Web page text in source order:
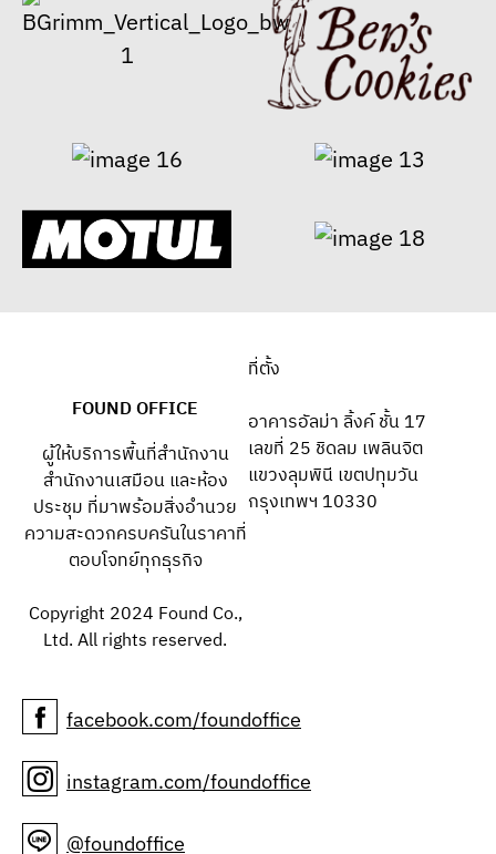
FOUND OFFICE
ผู้ให้บริการพื้นที่สำนักงาน
สำนักงานเสมือน และห้อง
ประชุม ที่มาพร้อมสิ่งอำนวย
ความสะดวกครบครันในราคาที่
ตอบโจทย์ทุกธุรกิจ
Copyright 2024 Found Co.,
Ltd. All rights reserved.
ที่ตั้ง
อาคารอัลม่า ลิ้งค์ ชั้น 17
เลขที่ 25 ชิดลม เพลินจิต
แขวงลุมพินี เขตปทุมวัน
กรุงเทพฯ 10330
facebook.com/foundoffice
instagram.com/foundoffice
@foundoffice